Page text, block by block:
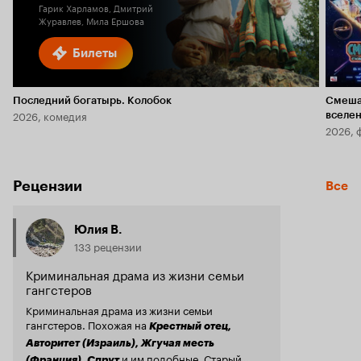
Билеты
Гарик Харламов, Дмитрий
Журавлев, Мила Ершова
Последний богатырь. Колобок
2026, комедия
2026,
Рецензии Все
Юлия В.
133 рецензии
Криминальная драма из жизни семьи
гангстеров
Криминальная драма из жизни семьи
гангстеров. Похожая на Крестный отец,
Авторитет (Израиль), Жгучая месть
и им подобные. Старый